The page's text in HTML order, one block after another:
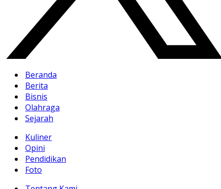
Beranda
Berita
Bisnis
Olahraga
Sejarah
Kuliner
Opini
Pendidikan
Foto